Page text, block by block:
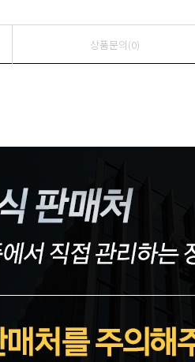
페이코 ID로 페이
상품문의(0)